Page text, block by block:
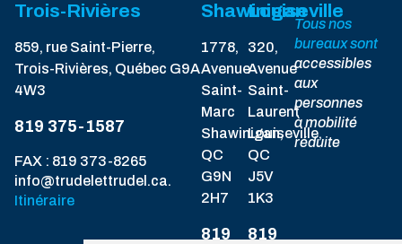
Trois-Rivières
859, rue Saint-Pierre,
Trois-Rivières, Québec G9A
4W3
819 375-1587
FAX : 819 373-8265
info@trudelettrudel.ca.
Itinéraire
Shawinigan
1778,
Avenue
Saint-
Marc
Shawinigan,
QC
G9N
2H7
819
Louiseville
320,
Avenue
Saint-
Laurent
Louiseville,
QC
J5V
1K3
819
Tous nos
bureaux sont
accessibles
aux
personnes
à mobilité
réduite